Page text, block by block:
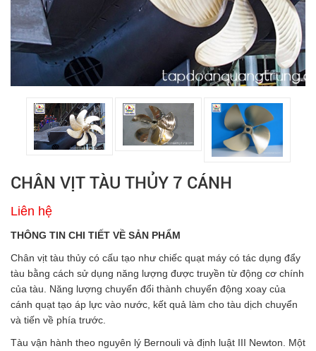
CHÂN VỊT TÀU THỦY 7 CÁNH
Liên hệ
THÔNG TIN CHI TIẾT VỀ SẢN PHẨM
Chân vịt tàu thủy có cấu tạo như chiếc quạt máy có tác dụng đẩy
tàu bằng cách sử dụng năng lượng được truyền từ động cơ chính
của tàu. Năng lượng chuyển đổi thành chuyển động xoay của
cánh quạt tạo áp lực vào nước, kết quả làm cho tàu dịch chuyển
và tiến về phía trước.
Tàu vận hành theo nguyên lý Bernouli và định luật III Newton. Một